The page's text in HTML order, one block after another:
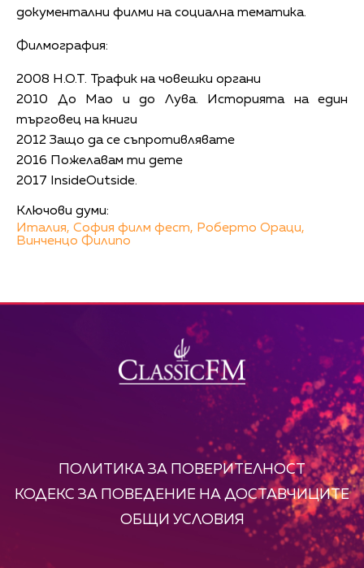
документални филми на социална тематика.
Филмография:
2008 H.O.T. Трафик на човешки органи
2010 До Мао и до Лува. Историята на един
търговец на книги
2012 Защо да се съпротивлявате
2016 Пожелавам ти дете
2017 InsideOutside.
Ключови думи:
Италия, София филм фест, Роберто Ораци,
Винченцо Филипо
ПОЛИТИКА ЗА ПОВЕРИТЕЛНОСТ
КОДЕКС ЗА ПОВЕДЕНИЕ НА ДОСТАВЧИЦИТЕ
ОБЩИ УСЛОВИЯ